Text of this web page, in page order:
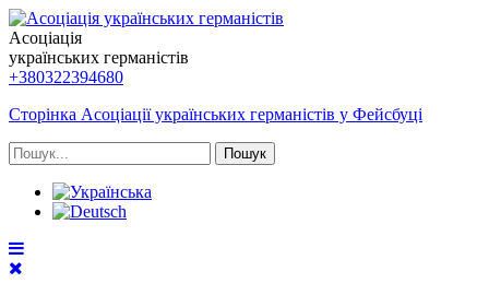
Асоціація
українських германістів
+380322394680
Сторінка Асоціації українських германістів у Фейсбуці
Пошук